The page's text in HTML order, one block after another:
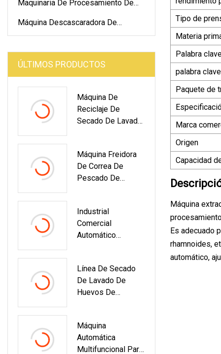
Maquinaria De Procesamiento De
Máquina Descascaradora De
Nueces
ÚLTIMOS PRODUCTOS
Máquina De
Reciclaje De
Secado De Lavado
Película De
Plástico PP
PE/Línea De
Película De
Plástico
Máquina Freidora
De Correa De
Pescado De
Automática
Continua Con Filtro
De Aceite Freidora
Industrial
Comercial
Automático
Tostada Nuez
Anacardo
Cacahuete Tostado
Fritura Fabricación
De Alimentos
Línea De Secado
De Lavado De
Huevos De
De Producción De
Limpieza De
Huevos
Máquina
Automática
Multifuncional Para
Tipo de
Materia
Palabra
palabra
Paquete de
Marca
Origen
Capacidad
Máquina
Es adecuado
rhamnoides,
automático,